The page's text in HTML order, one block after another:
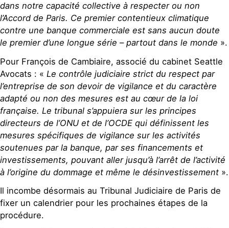
dans notre capacité collective à respecter ou non
l’Accord de Paris. Ce premier contentieux climatique
contre une banque commerciale est sans aucun doute
le premier d’une longue série – partout dans le monde ».
Pour François de Cambiaire, associé du cabinet Seattle
Avocats : « Le contrôle judiciaire strict du respect par
l’entreprise de son devoir de vigilance et du caractère
adapté ou non des mesures est au cœur de la loi
française. Le tribunal s’appuiera sur les principes
directeurs de l’ONU et de l’OCDE qui définissent les
mesures spécifiques de vigilance sur les activités
soutenues par la banque, par ses financements et
investissements, pouvant aller jusqu’à l’arrêt de l’activité
à l’origine du dommage et même le désinvestissement ».
Il incombe désormais au Tribunal Judiciaire de Paris de
fixer un calendrier pour les prochaines étapes de la
procédure.